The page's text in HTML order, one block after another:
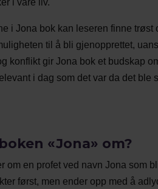
i våre liv.
i Jona bok kan leseren finne
til å bli gjenopprettet,
konflikt gir Jona bok et budskap
i dag som det var da det ble
«Jona» om?
om en profet ved navn Jona som
først, men ender opp med å